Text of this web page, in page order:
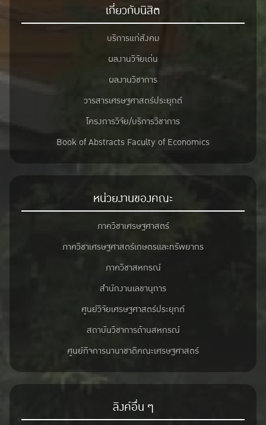
เกี่ยวกับนิสิต
บริการแก่สังคม
ผลงานวิจัยเด่น
ผลงานวิชาการ
วารสารเศรษฐศาสตร์ประยุกต์
โครงการวิจัย/บริการวิชาการ
Book of Abstracts Faculty of Economics
หน่วยงานของคณะ
ภาควิชาเศรษฐศาสตร์
ภาควิชาเศรษฐศาสตร์เกษตรและทรัพยากร
ภาควิชาสหกรณ์
สำนักงานเลขานุการ
ศูนย์วิจัยเศรษฐศาสตร์ประยุกต์
สถาบันวิชาการด้านสหกรณ์
ศูนย์กิจการนานาชาติคณะเศรษฐศาสตร์
ลิงค์อื่น ๆ